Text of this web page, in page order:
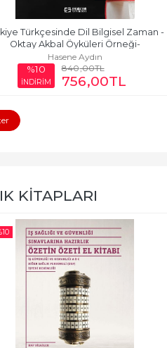
Türkçesinde Dil Bilgisel Zaman -
Oktay Akbal Öyküleri Örneği-
Hasene Aydın
%10
İNDİRİM
840,00TL
756,00TL
KİTAPLARI
10